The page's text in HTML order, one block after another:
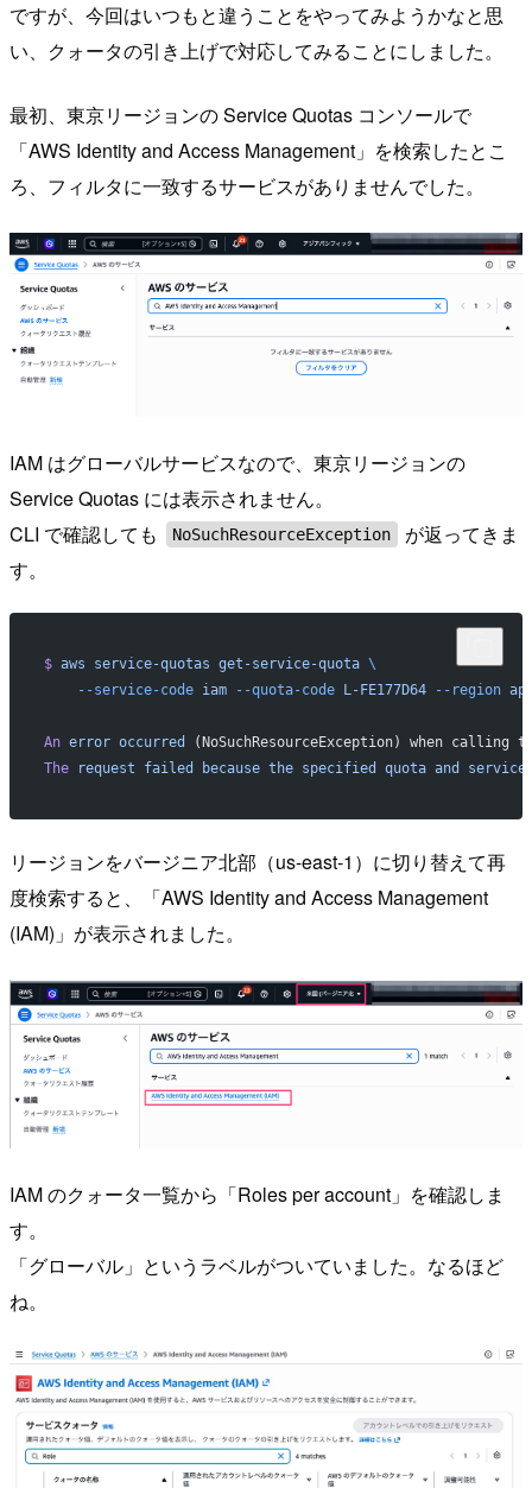
ですが、今回はいつもと違うことをやってみようかなと思
い、クォータの引き上げで対応してみることにしました。
最初、東京リージョンの Service Quotas コンソールで
「AWS Identity and Access Management」を検索したとこ
ろ、フィルタに一致するサービスがありませんでした。
IAM はグローバルサービスなので、東京リージョンの
Service Quotas には表示されません。
CLI で確認しても
NoSuchResourceException
が返ってきま
す。
$ aws service-quotas get-service-quota \
    --service-code
iam --quota-code L-FE177D64 --region ap-
An error occurred
(NoSuchResourceException) when calling
The request failed because the specified quota and service
リージョンをバージニア北部（us-east-1）に切り替えて再
度検索すると、「AWS Identity and Access Management
(IAM)」が表示されました。
IAM のクォータ一覧から「Roles per account」を確認しま
す。
「グローバル」というラベルがついていました。なるほど
ね。